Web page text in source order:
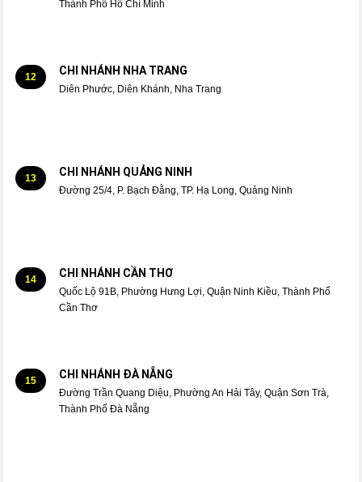
Thành Phố Hồ Chí Minh
12 CHI NHÁNH NHA TRANG
Diên Phước, Diên Khánh, Nha Trang
13 CHI NHÁNH QUẢNG NINH
Đường 25/4, P. Bạch Đằng, TP. Hạ Long, Quảng Ninh
14 CHI NHÁNH CẦN THƠ
Quốc Lộ 91B, Phường Hưng Lợi, Quận Ninh Kiều, Thành Phố
Cần Thơ
15 CHI NHÁNH ĐÀ NẴNG
Đường Trần Quang Diệu, Phường An Hải Tây, Quận Sơn Trà,
Thành Phố Đà Nẵng